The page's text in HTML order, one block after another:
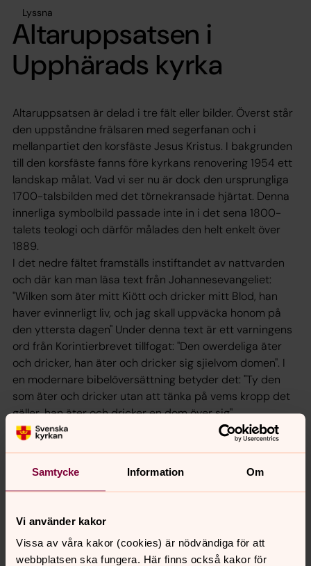
Samtycke Information Om
Vi använder kakor
Vissa av våra kakor (cookies) är nödvändiga för att
webbplatsen ska fungera. Här finns också kakor för
Lyssna
Altaruppsatsen i
Upphärads kyrka
Altaruppsatsen är delad i tre fält eller bilder. Överst står
den uppståndne frälsaren med segerfanan och i
mellanpartiet den korsfäste Jesus Kristus. I bakgrunden
till den korsfäste fanns före kyrkans renovering 1954 ett
landskap målat. Vad vi ser nu är dock den ursprungliga
1700-talsbilden med det törnekransade hjärtat. Denna
innerliga symbolbild passade inte in i det sena 1800-
talets teologi och därför målades den helt enkelt över
1889.
I det nedre fältet framställs instiftandet av nattvarden
och där kan man läsa text från Johannesevangeliet:
"Wilken som äter mitt Kiött och dricker mitt Blod, han
haver evinnerligt liv, och jag skall uppväcka honom på
den yttersta dagen" Under denna text är ett varningens
ord från Korintierbrevet tillfogat: "Den owerdeliga äter
och dricker, han äter och dricker sig sjielvom domen". I
en modernare bibelöversättning betyder det: "Ty den
som äter och dricker utan att tänka på vems kropp det
gäller, han äter och dricker en dom över sig".
Senast ändrad 28 september 2017
Synpunkter eller frågor på sidans
Dela